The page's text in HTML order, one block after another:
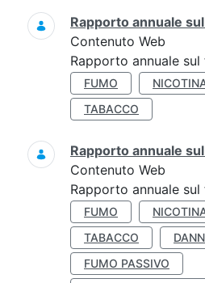
Rapporto annuale
Contenuto Web
Rapporto annuale
FUMO
TABACCO
Rapporto annuale
Contenuto Web
Rapporto annuale
FUMO
TABACCO
FUMO PASSIVO